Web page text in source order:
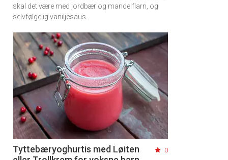
skal det være med jordbær og mandelflarn, og
selvfølgelig vaniljesaus.
Tyttebæryoghurtis med Løiten
0